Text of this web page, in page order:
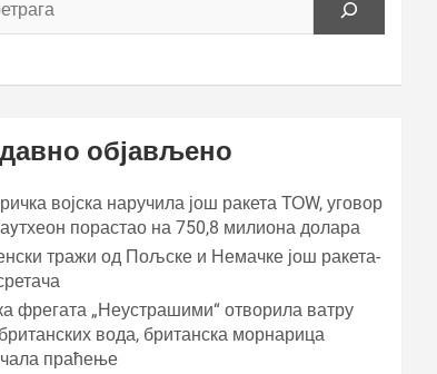
објављено
војска наручила још ракета ТОW, уговор
порастао на 750,8 милиона долара
тражи од Пољске и Немачке још ракета-
фрегата „Неустрашими“ отворила ватру
вода, британска морнарица
праћење